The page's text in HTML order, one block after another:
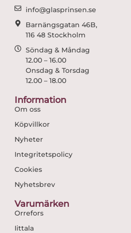
info@glasprinsen.se
Barnängsgatan 46B,
116 48 Stockholm
Söndag & Måndag
12.00 – 16.00
Onsdag & Torsdag
12.00 – 18.00
Information
Om oss
Köpvillkor
Nyheter
Integritetspolicy
Cookies
Nyhetsbrev
Varumärken
Orrefors
Iittala